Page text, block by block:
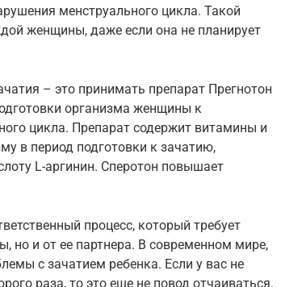
менструального цикла. Такой
женщины, даже если она не планирует
– это принимать препарат Прегнотон
организма женщины к
цикла. Препарат содержит витамины и
в период подготовки к зачатию,
L-аргинин. Сперотон повышает
процесс, который требует
но и от ее партнера. В современном мире,
с зачатием ребенка. Если у вас не
раза, то это еще не повод отчаиваться.